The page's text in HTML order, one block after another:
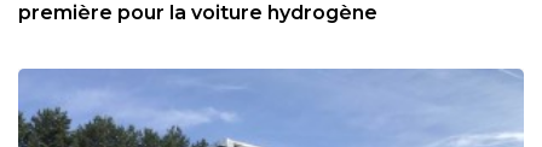
première pour la voiture hydrogène